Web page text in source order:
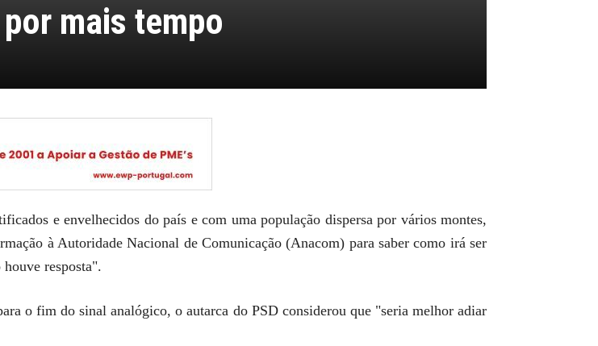
mais tempo
e envelhecidos do país e com uma população dispersa por vários montes,
à Autoridade Nacional de Comunicação (Anacom) para saber como irá ser
resposta".
o fim do sinal analógico, o autarca do PSD considerou que "seria melhor adiar